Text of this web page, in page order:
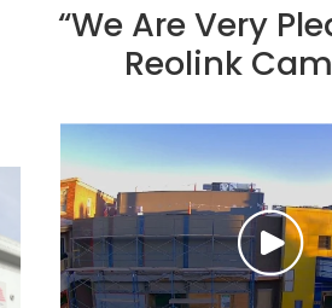
“We Are Very
Reolink